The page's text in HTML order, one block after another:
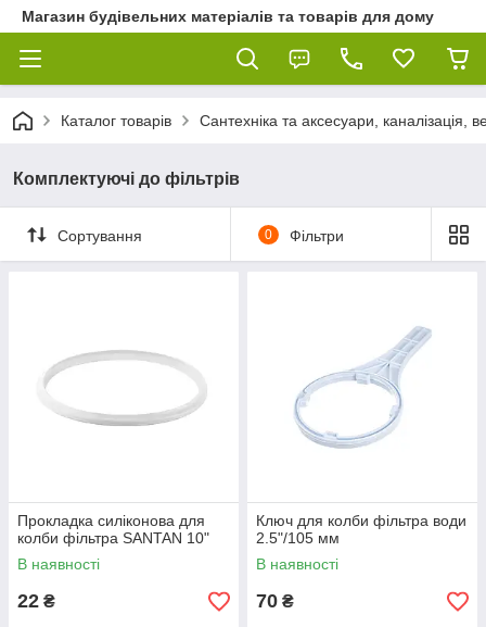
Магазин будівельних матеріалів та товарів для дому
Каталог товарів Сантехніка та аксесуари, каналізація,
Комплектуючі до фільтрів
Сортування 0 Фільтри
Прокладка силіконова для
колби фільтра SANTAN 10"
В наявності
22 ₴
Ключ для колби фільтра води
2.5"/105 мм
В наявності
70 ₴